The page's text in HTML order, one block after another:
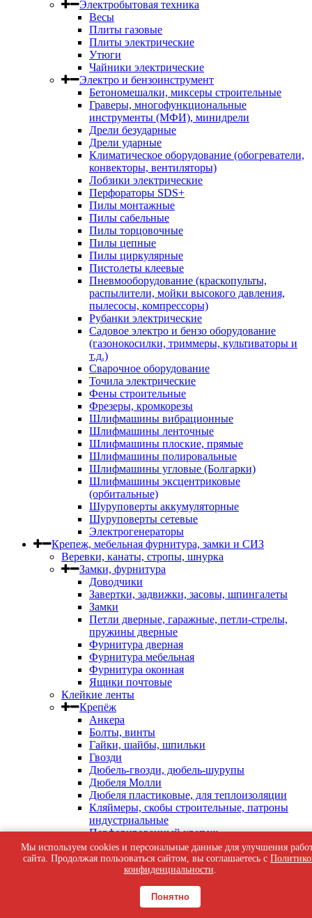
Электробытовая техника
Весы
Плиты газовые
Плиты электрические
Утюги
Чайники электрические
Электро и бензоинструмент
Бетономешалки, миксеры строительные
Граверы, многофункциональные
инструменты (МФИ), минидрели
Дрели безударные
Дрели ударные
Климатическое оборудование (обогреватели,
конвекторы, вентиляторы)
Лобзики электрические
Перфораторы SDS+
Пилы монтажные
Пилы сабельные
Пилы торцовочные
Пилы цепные
Пилы циркулярные
Пистолеты клеевые
Пневмооборудование (краскопульты,
распылители, мойки высокого давления,
пылесосы, компрессоры)
Рубанки электрические
Садовое электро и бензо оборудование
(газонокосилки, триммеры, культиваторы и
т.д.)
Сварочное оборудование
Точила электрические
Фены строительные
Фрезеры, кромкорезы
Шлифмашины вибрационные
Шлифмашины ленточные
Шлифмашины плоские, прямые
Шлифмашины полировальные
Шлифмашины угловые (Болгарки)
Шлифмашины эксцентриковые
(орбитальные)
Шуруповерты аккумуляторные
Шуруповерты сетевые
Электрогенераторы
Крепеж, мебельная фурнитура, замки и СИЗ
Веревки, канаты, стропы, шнурка
Замки, фурнитура
Доводчики
Завертки, задвижки, засовы, шпингалеты
Замки
Петли дверные, гаражные, петли-стрелы,
пружины дверные
Фурнитура дверная
Фурнитура мебельная
Фурнитура оконная
Ящики почтовые
Клейкие ленты
Крепёж
Анкера
Болты, винты
Гайки, шайбы, шпильки
Гвозди
Дюбель-гвозди, дюбель-шурупы
Дюбеля Молли
Дюбеля пластиковые, для теплоизоляции
Кляймеры, скобы строительные, патроны
индустриальные
Перфорированный крепеж
Саморезы кровельные
Саморезы оконные, по бетону
Саморезы с пресс-шайбой
Тросы, цепи
Мы используем cookies и персональные данные для улучшения
сайта. Продолжая пользоваться сайтом, вы соглашаетесь с
конфиденциальности.
Понятно